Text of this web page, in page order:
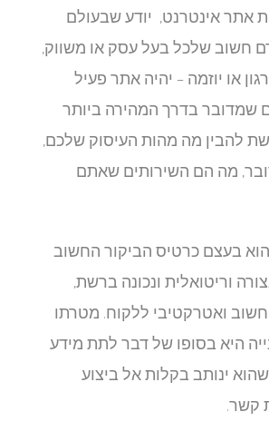
אתר אינטרנט, יודע שבעולם
חשוב שלכל בעל עסק או משווק,
או יוזמה – יהיה אתר פעיל
שמדובר בדרך המהירה ביותר
להבין מה מהות העיסוק שלכם,
מה הם השירותים שאתם
בעצם כרטיס הביקור החשוב
וריטואלית ונכונה ברשת,
ואטרקטיבי ללקוח. מטרתו
היא בסופו של דבר לתת מידע
ינותב בקלות אל ביצוע